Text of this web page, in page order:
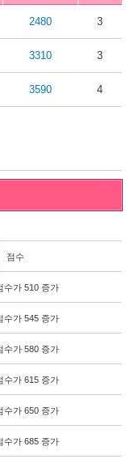
2480 3
3310 3
3590 4
점수
수가 510 증가
수가 545 증가
수가 580 증가
수가 615 증가
수가 650 증가
수가 685 증가